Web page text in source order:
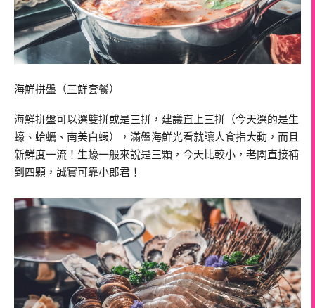
海鮮拼盤（三鮮套餐）
海鮮拼盤可以選雙拼或是三拼，建議直上三拼（今天選的是生
蠔、蛤蠣、南美白蝦），滿盤海鮮光看就讓人食指大動，而且
新鮮度一流！生蠔一般來說是三顆，今天比較小，老闆直接補
到四顆，誠實可靠小郎君！